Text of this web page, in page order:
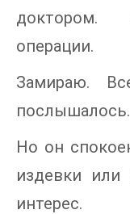
доктором.
операции.
Замираю.
послышалось.
Но он
издевки или
интерес.